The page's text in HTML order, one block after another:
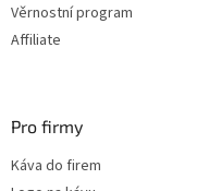
Věrnostní program
Affiliate
Pro firmy
Káva do firem